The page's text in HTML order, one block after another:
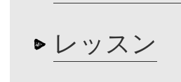
レッスン